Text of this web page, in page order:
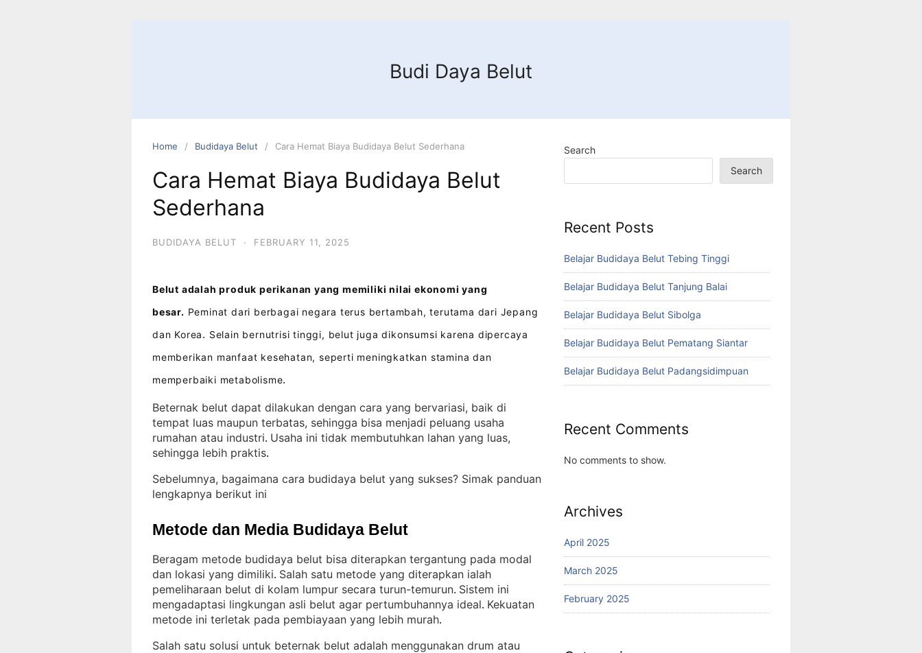
Budi Daya Belut
Home Budidaya Belut Cara Hemat Biaya Budidaya Belut Sederhana
Cara Hemat Biaya Budidaya Belut
Sederhana
BUDIDAYA BELUT · FEBRUARY 11, 2025
Belut adalah produk perikanan yang memiliki nilai ekonomi yang
besar. Peminat dari berbagai negara terus bertambah, terutama dari Jepang
dan Korea. Selain bernutrisi tinggi, belut juga dikonsumsi karena dipercaya
memberikan manfaat kesehatan, seperti meningkatkan stamina dan
memperbaiki metabolisme.
Beternak belut dapat dilakukan dengan cara yang bervariasi, baik di
tempat luas maupun terbatas, sehingga bisa menjadi peluang usaha
rumahan atau industri. Usaha ini tidak membutuhkan lahan yang luas,
sehingga lebih praktis.
Sebelumnya, bagaimana cara budidaya belut yang sukses? Simak panduan
lengkapnya berikut ini
Metode dan Media Budidaya Belut
Beragam metode budidaya belut bisa diterapkan tergantung pada modal
dan lokasi yang dimiliki. Salah satu metode yang diterapkan ialah
pemeliharaan belut di kolam lumpur secara turun-temurun. Sistem ini
mengadaptasi lingkungan asli belut agar pertumbuhannya ideal. Kekuatan
metode ini terletak pada pembiayaan yang lebih murah.
Salah satu solusi untuk beternak belut adalah menggunakan drum atau
Search
Search
Recent Posts
Belajar Budidaya Belut Tebing Tinggi
Belajar Budidaya Belut Tanjung Balai
Belajar Budidaya Belut Sibolga
Belajar Budidaya Belut Pematang Siantar
Belajar Budidaya Belut Padangsidimpuan
Recent Comments
No comments to show.
Archives
April 2025
March 2025
February 2025